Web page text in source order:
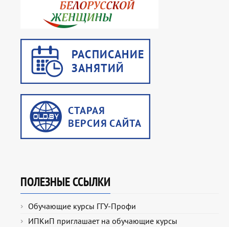
ПОЛЕЗНЫЕ ССЫЛКИ
Обучающие курсы ГГУ-Профи
ИПКиП приглашает на обучающие курсы